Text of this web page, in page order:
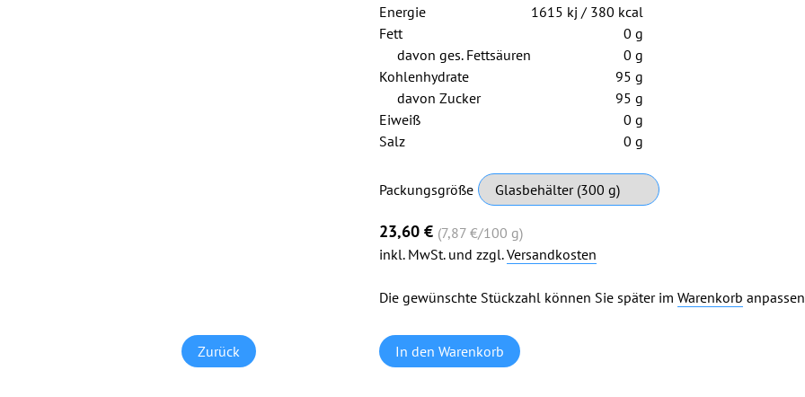
Energie
1615 kj / 380 kcal
Fett
0 g
davon ges. Fettsäuren
0 g
Kohlenhydrate
95 g
davon Zucker
95 g
Eiweiß
0 g
Salz
0 g
Pflichtfeld
Packungsgröße
23,60 € (7,87 €/100 g)
inkl. MwSt. und zzgl.Versandkosten
Die gewünschte Stückzahl können Sie später im Warenkorb
Zurück